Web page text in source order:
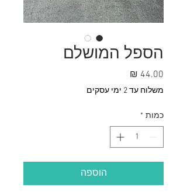
הספל המושלם
משלוח עד 2 ימי עסקים
כמות *
הוספה